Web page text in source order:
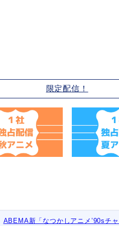
限定配信！
ABEMA新「なつかしアニメ’90sチ